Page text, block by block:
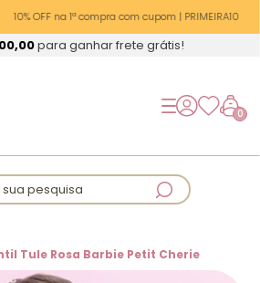
10% OFF na 1ª compra com cupom | PRIMEIRA10
para ganhar frete grátis!
0
pesquisa
Tule Rosa Barbie Petit Cherie